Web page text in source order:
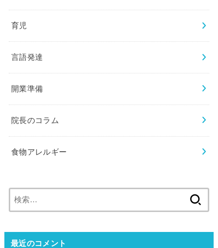
育児
言語発達
開業準備
院長のコラム
食物アレルギー
索:
最近のコメント